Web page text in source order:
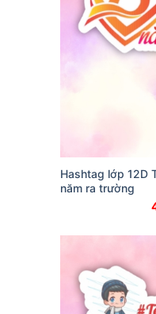
Hashtag lớp 12D
năm ra trường